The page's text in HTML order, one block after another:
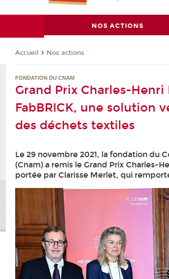
NOS ACTIONS
Accueil Nos actions
FONDATION DU CNAM
Grand Prix Charles-Henri
FabBRICK, une solution
des déchets textiles
Le 29 novembre 2021, la fondation du
(Cnam) a remis le Grand Prix Charles-
portée par Clarisse Merlet, qui